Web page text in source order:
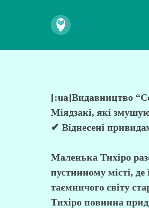
[:ua]Видавництво
Міядзакі, які
✔ Віднесені
Маленька Тихіро
пустинному місті,
таємничого світу
Тихіро повинна